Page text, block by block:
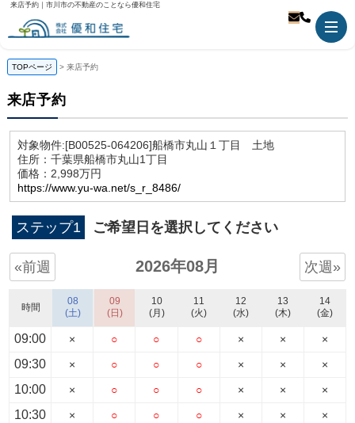
来店予約｜市川市の不動産のことなら優和住宅
TOPページ 来店予約
来店予約
対象物件:[B00525-064206]船橋市丸山１丁目 土地
住所：千葉県船橋市丸山1丁目
価格：2,998万円
https://www.yu-wa.net/s_r_8486/
ステップ1 ご希望日を選択してください
«前週 2026年08月 次週»
時間
09:00
09:30
10:00
10:30
08
(土)
×
×
×
×
09
(日)
○
○
○
○
10
(月)
○
○
○
○
11
(火)
○
○
○
○
12
(水)
×
×
×
×
13
(木)
×
×
×
×
14
(金)
×
×
×
×